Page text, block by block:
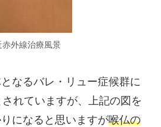
赤外線治療風景
なるバレ・リュー症候群に
れていますが、上記の図を
になると思いますが喉仏の